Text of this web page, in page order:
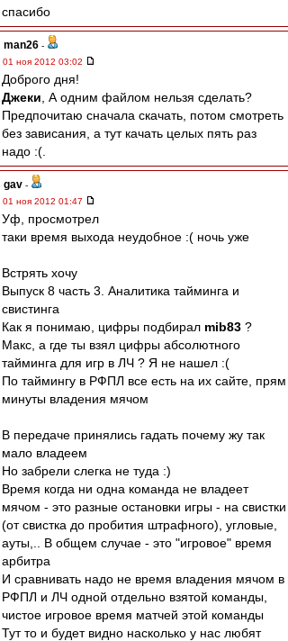
спасибо
man26 -
01 ноя 2012 03:02
Доброго дня!
Джеки , А одним файлом нельзя сделать?
Предпочитаю сначала скачать, потом смотреть
без зависания, а тут качать целых пять раз
надо :(.
gav -
01 ноя 2012 01:47
Уф, просмотрел
таки время выхода неудобное :( ночь уже
Встрять хочу
Выпуск 8 часть 3. Аналитика тайминга и
свистинга
Как я понимаю, цифры подбирал mib83 ?
Макс, а где ты взял цифры абсолютного
тайминга для игр в ЛЧ ? Я не нашел :(
По таймингу в РФПЛ все есть на их сайте, прям
минуты владения мячом
В передаче принялись гадать почему жу так
мало владеем
Но забрели слегка не туда :)
Время когда ни одна команда не владеет
мячом - это разные остановки игры - на свистки
(от свистка до пробития штрафного), угловые,
ауты,.. В общем случае - это "игровое" время
арбитра
И сравнивать надо не время владения мячом в
РФПЛ и ЛЧ одной отдельно взятой команды,
чистое игровое время матчей этой команды
Тут то и будет видно насколько у нас любят